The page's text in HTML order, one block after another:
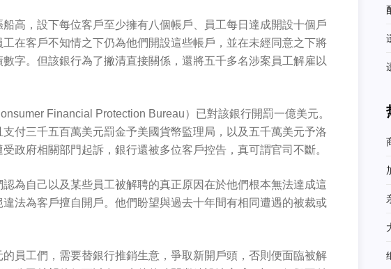
高，設下每位客戶至少擁有八個帳戶、員工每日達成開設十個戶
在客戶不知情之下仍為他們開設這些帳戶，並在未經同意之下將
字。但該銀行為了撇清直接關係，還將五千多名涉案員工解雇以
Financial Protection Bureau）已對該銀行開罰一億美元。
付三千五百萬美元罰金予美國貨幣監理局，以及五千萬美元予洛
政府相關部門起訴，銀行還被多位客戶控告，真可謂官司不斷。
為自己以及某些員工被解聘的真正原因在於他們根本無法達成這
法為客戶擅自開戶。他們盼望與過去十年間有相同遭遇的被裁或
員工們，需要替銀行推銷生意，爭取新開戶頭，否則便面臨被解